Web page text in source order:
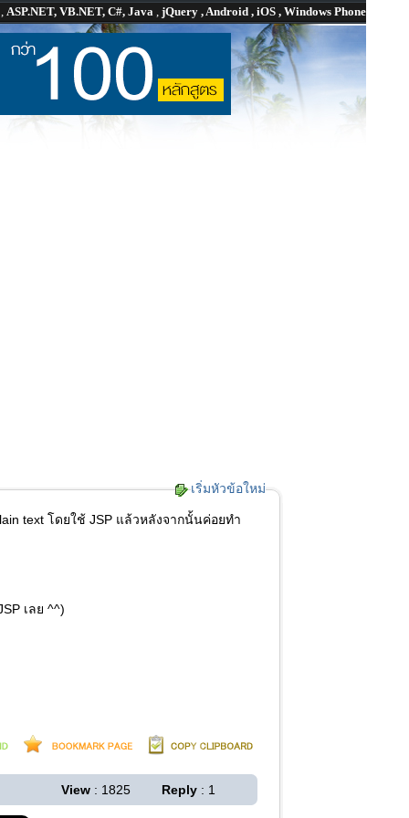
, ASP.NET, VB.NET, C#, Java , jQuery , Android , iOS , Windows Phone
เริ่มหัวข้อใหม่
text โดยใช้ JSP แล้วหลังจากนั้นค่อยทำ
เลย ^^)
View : 1825 Reply : 1